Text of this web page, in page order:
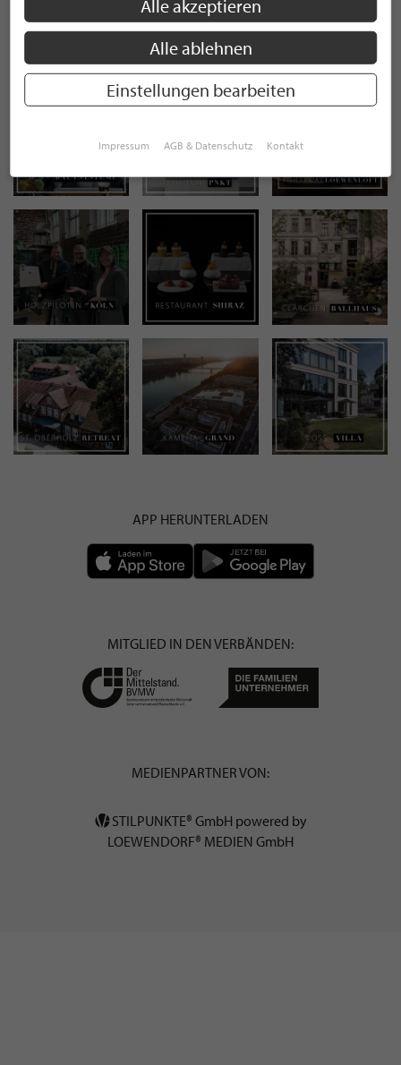
STILPUNKTE AUF
INSTAGRAM
APP HERUNTERLADEN
MITGLIED IN DEN VERBÄNDEN:
MEDIENPARTNER VON:
STILPUNKTE® GmbH powered by
LOEWENDORF® MEDIEN GmbH
Alle akzeptieren
Alle ablehnen
Einstellungen bearbeiten
Impressum AGB & Datenschutz Kontakt